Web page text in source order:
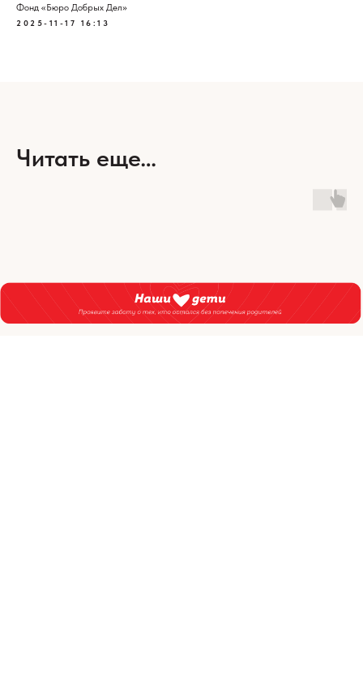
Фонд «Бюро Добрых Дел»
2025-11-17 16:13
Читать еще…